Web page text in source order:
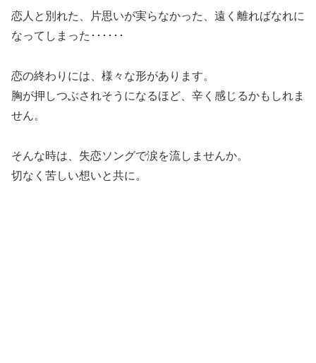
恋人と別れた、片思いが実らなかった、遠く離ればなれに
なってしまった･･････
恋の終わりには、様々な形があります。
胸が押しつぶされそうになるほど、辛く感じるかもしれま
せん。
そんな時は、失恋ソングで涙を流しませんか。
切なく苦しい想いと共に。